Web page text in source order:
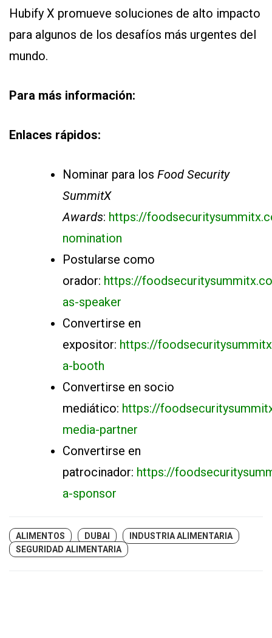
Hubify X promueve soluciones de alto impacto
para algunos de los desafíos más urgentes del
mundo.
Para más información:
Enlaces rápidos:
Nominar para los Food Security
SummitX
Awards: https://
nomination
Postularse como
orador: https://
as-speaker
Convertirse en
expositor: https://
a-booth
Convertirse en socio
mediático: https://
media-partner
Convertirse en
patrocinador: https://
a-sponsor
ALIMENTOS DUBAI
INDUSTRIA ALIMENTARIA
SEGURIDAD ALIMENTARIA